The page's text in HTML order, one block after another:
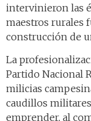
intervinieron las
maestros rurales
construcción de
La
Partido Nacional
milicias
caudillos
emprender, al